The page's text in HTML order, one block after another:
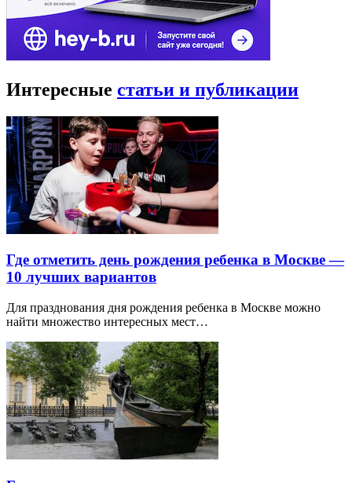
Интересные статьи и публикации
Где отметить день рождения ребенка в Москве —
10 лучших вариантов
Для празднования дня рождения ребенка в Москве можно
найти множество интересных мест…